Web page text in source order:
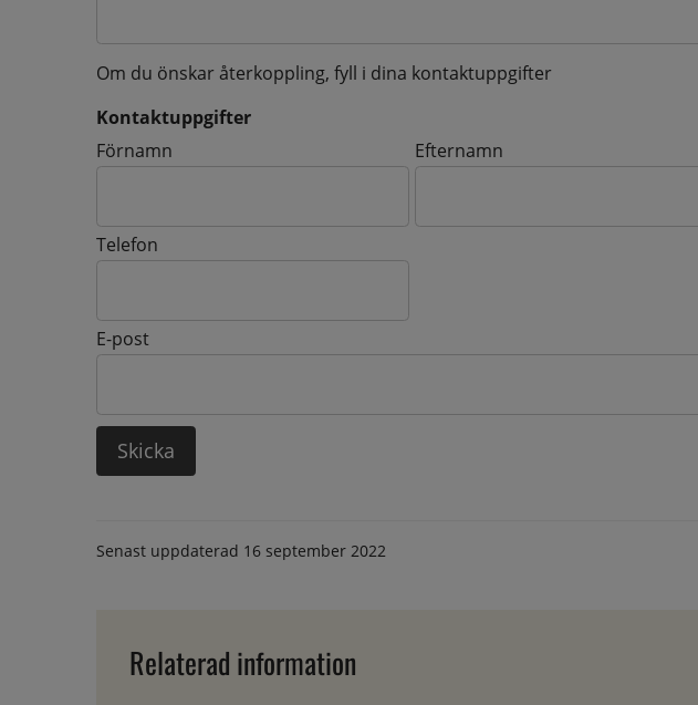
Om du önskar återkoppling, fyll i dina kontaktuppgifter
Kontaktuppgifter
Kontaktuppgifter
Förnamn Efternamn
Telefon
E-post
Senast uppdaterad 16 september 2022
Relaterad information